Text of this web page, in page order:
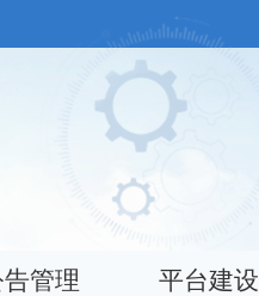
管理 平台建设